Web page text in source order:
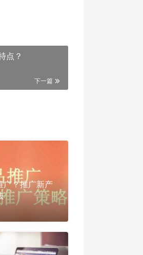
点？
下一篇
广？推广新产